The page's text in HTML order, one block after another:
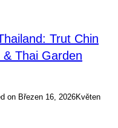
Trut Chin
Thai Garden
on Březen 16, 2026Květen